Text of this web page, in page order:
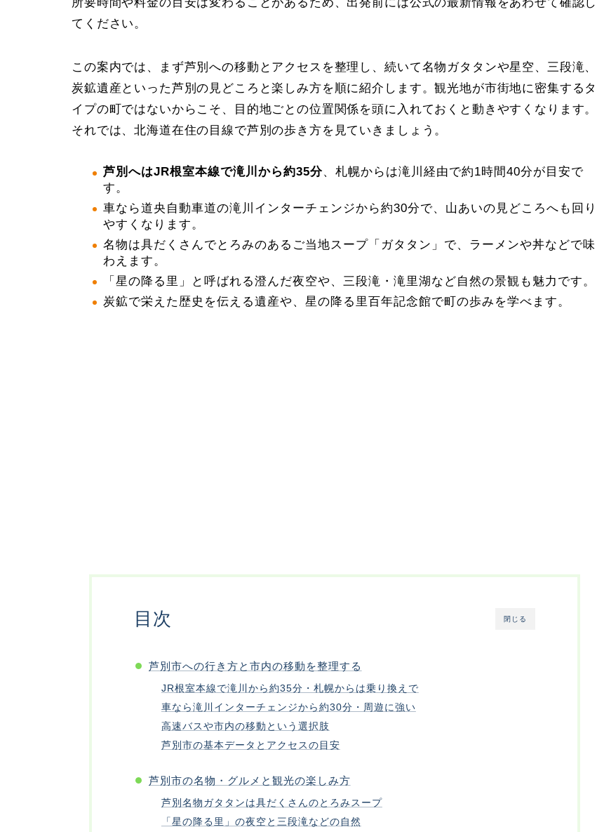
所要時間や料金の目安は変わることがあるため、出発前には公式の最新情報をあわせて確認し
てください。
この案内では、まず芦別への移動とアクセスを整理し、続いて名物ガタタンや星空、三段滝、
炭鉱遺産といった芦別の見どころと楽しみ方を順に紹介します。観光地が市街地に密集するタ
イプの町ではないからこそ、目的地ごとの位置関係を頭に入れておくと動きやすくなります。
それでは、北海道在住の目線で芦別の歩き方を見ていきましょう。
芦別へはJR根室本線で滝川から約35分、札幌からは滝川経由で約1時間40分が目安で
す。
車なら道央自動車道の滝川インターチェンジから約30分で、山あいの見どころへも回り
やすくなります。
名物は具だくさんでとろみのあるご当地スープ「ガタタン」で、ラーメンや丼などで味
わえます。
「星の降る里」と呼ばれる澄んだ夜空や、三段滝・滝里湖など自然の景観も魅力です。
炭鉱で栄えた歴史を伝える遺産や、星の降る里百年記念館で町の歩みを学べます。
閉じる
目次
芦別市への行き方と市内の移動を整理する
JR根室本線で滝川から約35分・札幌からは乗り換えで
車なら滝川インターチェンジから約30分・周遊に強い
高速バスや市内の移動という選択肢
芦別市の基本データとアクセスの目安
芦別市の名物・グルメと観光の楽しみ方
芦別名物ガタタンは具だくさんのとろみスープ
「星の降る里」の夜空と三段滝などの自然